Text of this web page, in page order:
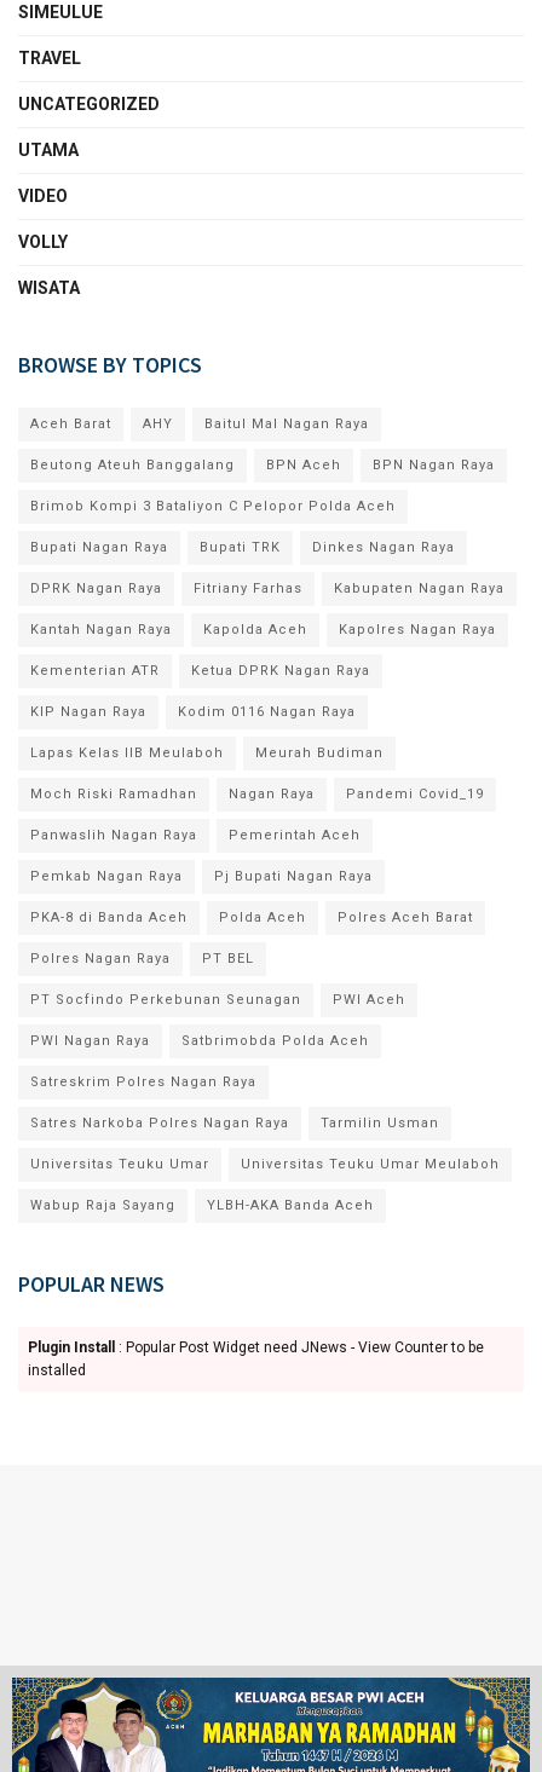
SIMEULUE
TRAVEL
UNCATEGORIZED
UTAMA
VIDEO
VOLLY
WISATA
BROWSE BY TOPICS
Aceh Barat AHY Baitul Mal Nagan Raya
Beutong Ateuh Banggalang BPN Aceh BPN Nagan Raya
Brimob Kompi 3 Bataliyon C Pelopor Polda Aceh
Bupati Nagan Raya Bupati TRK Dinkes Nagan Raya
DPRK Nagan Raya Fitriany Farhas Kabupaten Nagan Raya
Kantah Nagan Raya Kapolda Aceh Kapolres Nagan Raya
Kementerian ATR Ketua DPRK Nagan Raya
KIP Nagan Raya Kodim 0116 Nagan Raya
Lapas Kelas IIB Meulaboh Meurah Budiman
Moch Riski Ramadhan Nagan Raya Pandemi Covid_19
Panwaslih Nagan Raya Pemerintah Aceh
Pemkab Nagan Raya Pj Bupati Nagan Raya
PKA-8 di Banda Aceh Polda Aceh Polres Aceh Barat
Polres Nagan Raya PT BEL
PT Socfindo Perkebunan Seunagan PWI Aceh
PWI Nagan Raya Satbrimobda Polda Aceh
Satreskrim Polres Nagan Raya
Satres Narkoba Polres Nagan Raya Tarmilin Usman
Universitas Teuku Umar Universitas Teuku Umar Meulaboh
Wabup Raja Sayang YLBH-AKA Banda Aceh
POPULAR NEWS
Plugin Install
: Popular Post Widget need JNews - View Counter to be
installed
Ketentuan Penggunaan Redaksi